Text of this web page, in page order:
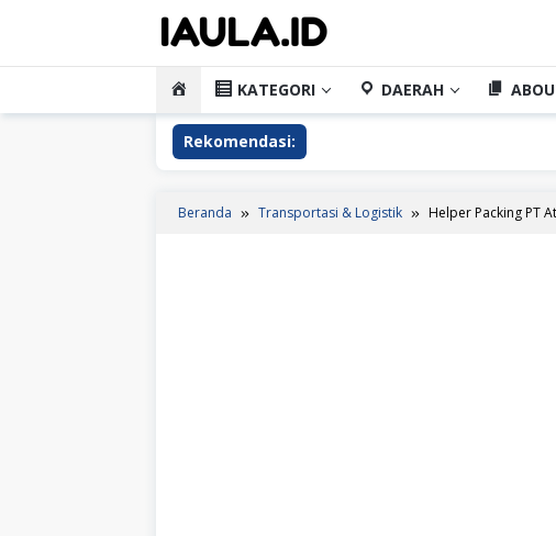
HOME KATEGORI DAERAH
Rekomendasi:
Beranda Transportasi & Logistik Helper Packing PT